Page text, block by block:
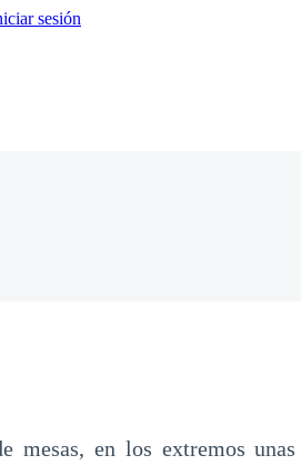
sesión
mesas, en los extremos